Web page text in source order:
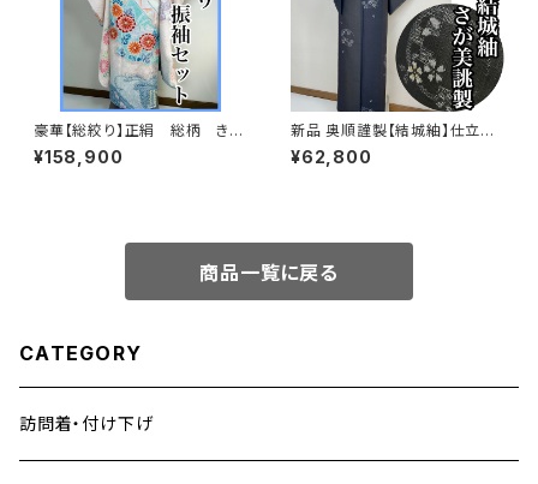
豪華【総絞り】正絹 総柄 きぬ
たや調 振袖セット s676
¥158,900
新品 奥順謹製【結城紬】仕立て
上り おく玉 正絹 さが美 s74
8
¥62,800
商品一覧に戻る
CATEGORY
訪問着・付け下げ